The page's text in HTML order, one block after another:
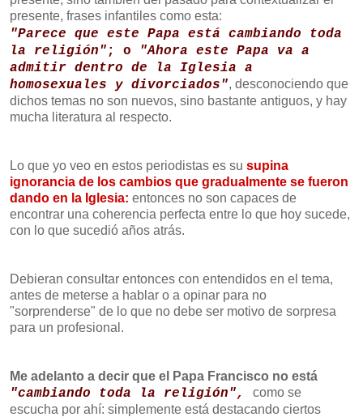
presente, frases infantiles como esta:
"Parece que este Papa está cambiando toda
la religión" ; o
"Ahora este Papa va a
admitir dentro de la Iglesia a
homosexuales y divorciados", desconociendo que
dichos temas no son nuevos, sino bastante antiguos, y hay
mucha literatura al respecto.
Lo que yo veo en estos periodistas es su supina
ignorancia de los cambios que gradualmente se fueron
dando en la Iglesia: entonces no son capaces de
encontrar una coherencia perfecta entre lo que hoy sucede,
con lo que sucedió años atrás.
Debieran consultar entonces con entendidos en el tema,
antes de meterse a hablar o a opinar para no
"sorprenderse" de lo que no debe ser motivo de sorpresa
para un profesional.
Me adelanto a decir que el Papa Francisco no está
"cambiando toda la religión", como se
escucha por ahí: simplemente está destacando ciertos